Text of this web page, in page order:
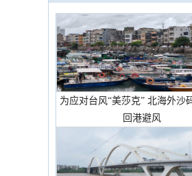
为应对台风“美莎克” 北海外沙
回港避风